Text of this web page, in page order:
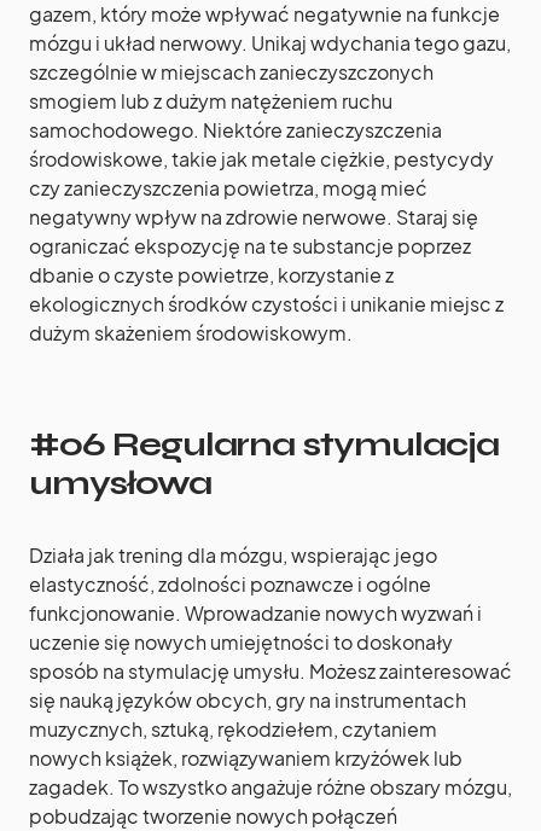
gazem, który może wpływać negatywnie na funkcje
mózgu i układ nerwowy. Unikaj wdychania tego gazu,
szczególnie w miejscach zanieczyszczonych
smogiem lub z dużym natężeniem ruchu
samochodowego. Niektóre zanieczyszczenia
środowiskowe, takie jak metale ciężkie, pestycydy
czy zanieczyszczenia powietrza, mogą mieć
negatywny wpływ na zdrowie nerwowe. Staraj się
ograniczać ekspozycję na te substancje poprzez
dbanie o czyste powietrze, korzystanie z
ekologicznych środków czystości i unikanie miejsc z
dużym skażeniem środowiskowym.
#06 Regularna stymulacja
umysłowa
Działa jak trening dla mózgu, wspierając jego
elastyczność, zdolności poznawcze i ogólne
funkcjonowanie. Wprowadzanie nowych wyzwań i
uczenie się nowych umiejętności to doskonały
sposób na stymulację umysłu. Możesz zainteresować
się nauką języków obcych, gry na instrumentach
muzycznych, sztuką, rękodziełem, czytaniem
nowych książek, rozwiązywaniem krzyżówek lub
zagadek. To wszystko angażuje różne obszary mózgu,
pobudzając tworzenie nowych połączeń